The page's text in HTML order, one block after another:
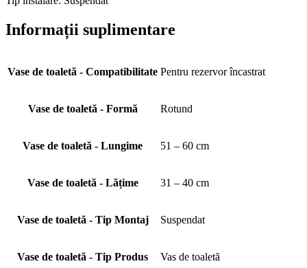
Informații suplimentare
Vase de toaletă - Compatibilitate Pentru rezervor încastrat
Vase de toaletă - Formă Rotund
Vase de toaletă - Lungime 51 – 60 cm
Vase de toaletă - Lățime 31 – 40 cm
Vase de toaletă - Tip Montaj Suspendat
Vase de toaletă - Tip Produs Vas de toaletă